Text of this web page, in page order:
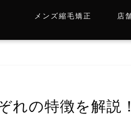
メンズ縮毛矯正 店
れの特徴を解説